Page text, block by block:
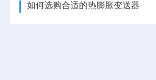
如何选购合适的热膨胀变送器